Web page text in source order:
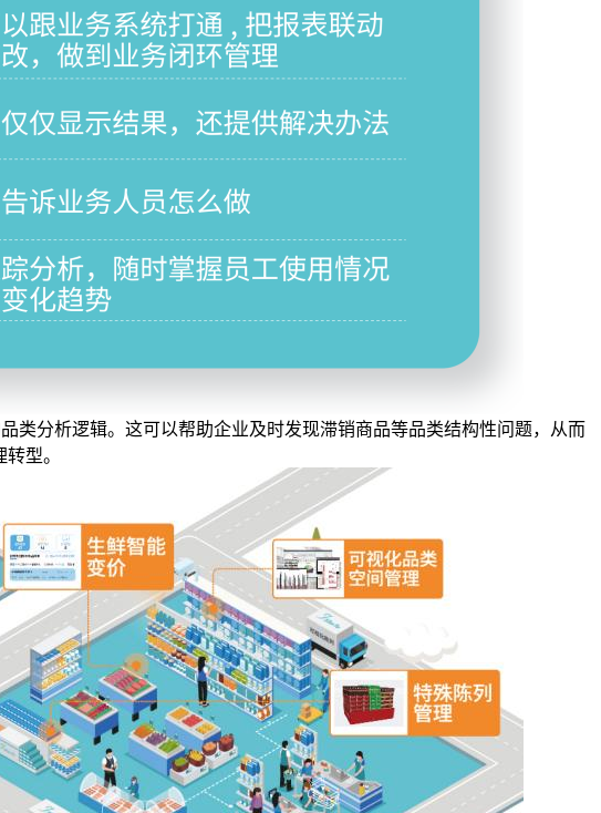
类分析逻辑。这可以帮助企业及时发现滞销商品等品类结构性问题，从而
型。